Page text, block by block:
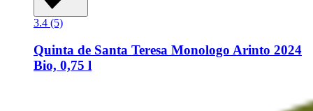
3.4 (5)
Quinta de Santa Teresa Monologo Arinto 2024
Bio, 0,75 l